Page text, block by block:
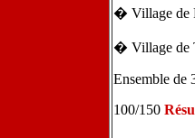
� Village de
� Village de
Ensemble de
100/150